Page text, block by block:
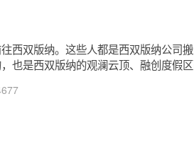
西双版纳。这些人都是西双版纳公司搬
也是西双版纳的观澜云顶、融创度假区